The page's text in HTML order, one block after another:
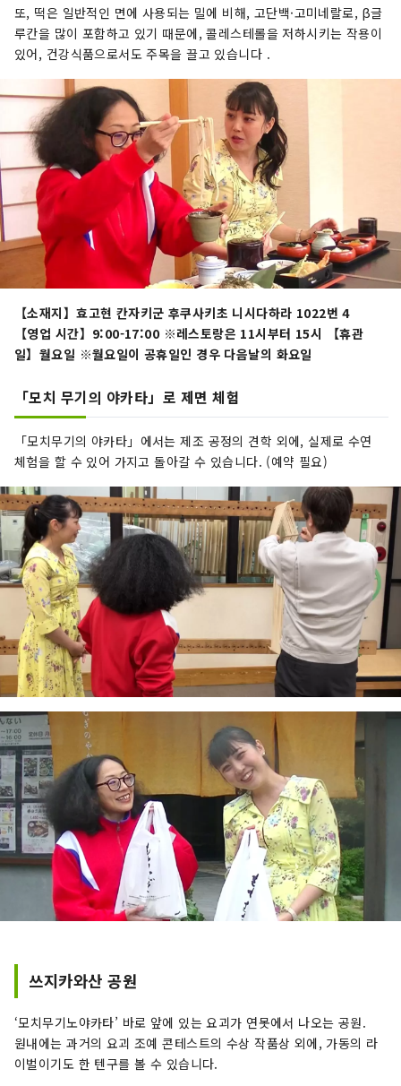
또, 떡은 일반적인 면에 사용되는 밀에 비해, 고단백·고미네랄로, β글
루칸을 많이 포함하고 있기 때문에, 콜레스테롤을 저하시키는 작용이
있어, 건강식품으로서도 주목을 끌고 있습니다 .
【소재지】효고현 칸자키군 후쿠사키초 니시다하라 1022번 4
【영업 시간】9:00-17:00 ※레스토랑은 11시부터 15시 【휴관
일】월요일 ※월요일이 공휴일인 경우 다음날의 화요일
「모치 무기의 야카타」로 제면 체험
「모치무기의 야카타」에서는 제조 공정의 견학 외에, 실제로 수연
체험을 할 수 있어 가지고 돌아갈 수 있습니다. (예약 필요)
쓰지카와산 공원
‘모치무기노야카타’ 바로 앞에 있는 요괴가 연못에서 나오는 공원.
원내에는 과거의 요괴 조예 콘테스트의 수상 작품상 외에, 가동의 라
이벌이기도 한 텐구를 볼 수 있습니다.